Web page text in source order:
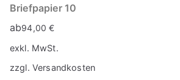
Briefpapier 10
ab94,00€
exkl. MwSt.
zzgl. Versandkosten